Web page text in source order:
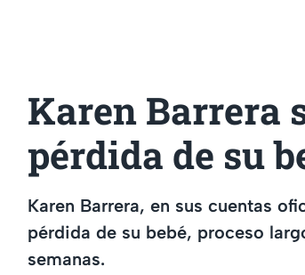
Karen Barrera
pérdida de su
Karen Barrera, en sus cuentas
pérdida de su bebé, proceso
semanas.